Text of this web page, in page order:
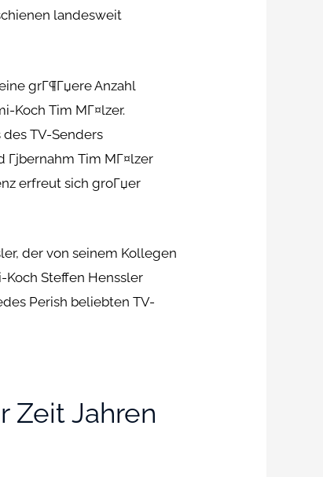
landesweit
grГ¶Гџere Anzahl
Koch Tim MГ¤lzer.
TV-Senders
Гјbernahm Tim MГ¤lzer
erfreut sich groГџer
der von seinem Kollegen
Steffen Henssler
Perish beliebten TV-
Zeit Jahren